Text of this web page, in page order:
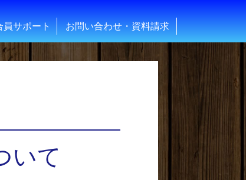
員サポート お問い合わせ・資料請求
いて